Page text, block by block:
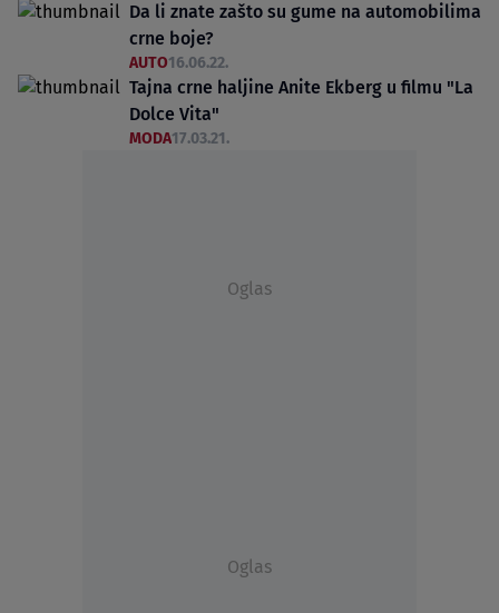
Da li znate zašto su gume na automobilima
crne boje?
AUTO16.06.22.
Tajna crne haljine Anite Ekberg u filmu "La
Dolce Vita"
MODA17.03.21.
Oglas
Oglas